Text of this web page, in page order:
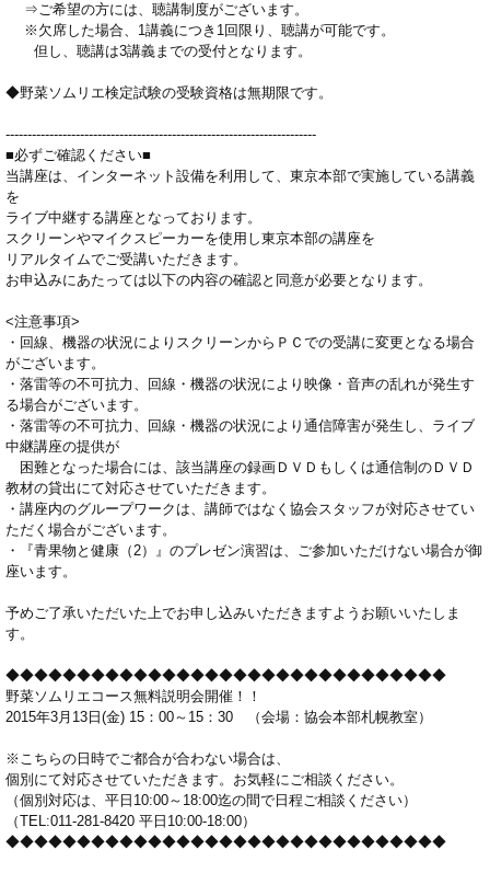
⇒ご希望の方には、聴講制度がございます。
※欠席した場合、1講義につき1回限り、聴講が可能です。
但し、聴講は3講義までの受付となります。
◆野菜ソムリエ検定試験の受験資格は無期限です。
-----------------------------------------------------------------------
■必ずご確認ください■
当講座は、インターネット設備を利用して、東京本部で実施している講義
を
ライブ中継する講座となっております。
スクリーンやマイクスピーカーを使用し東京本部の講座を
リアルタイムでご受講いただきます。
お申込みにあたっては以下の内容の確認と同意が必要となります。
<注意事項>
・回線、機器の状況によりスクリーンからＰＣでの受講に変更となる場合
がございます。
・落雷等の不可抗力、回線・機器の状況により映像・音声の乱れが発生す
る場合がございます。
・落雷等の不可抗力、回線・機器の状況により通信障害が発生し、ライブ
中継講座の提供が
困難となった場合には、該当講座の録画ＤＶＤもしくは通信制のＤＶＤ
教材の貸出にて対応させていただきます。
・講座内のグループワークは、講師ではなく協会スタッフが対応させてい
ただく場合がございます。
・『青果物と健康（2）』のプレゼン演習は、ご参加いただけない場合が御
座います。
予めご了承いただいた上でお申し込みいただきますようお願いいたしま
す。
◆◆◆◆◆◆◆◆◆◆◆◆◆◆◆◆◆◆◆◆◆◆◆◆◆◆◆◆◆◆◆
野菜ソムリエコース無料説明会開催！！
2015年3月13日(金) 15：00～15：30 （会場：協会本部札幌教室）
※こちらの日時でご都合が合わない場合は、
個別にて対応させていただきます。お気軽にご相談ください。
（個別対応は、平日10:00～18:00迄の間で日程ご相談ください）
（TEL:011-281-8420 平日10:00-18:00）
◆◆◆◆◆◆◆◆◆◆◆◆◆◆◆◆◆◆◆◆◆◆◆◆◆◆◆◆◆◆◆